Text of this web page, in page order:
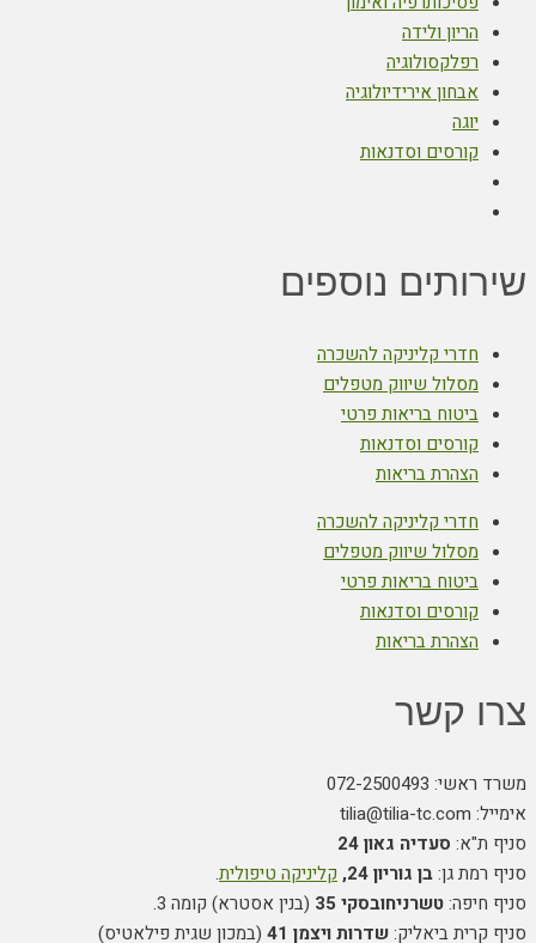
הריון ולידה
רפלקסולוגיה
אבחון אירידיולוגיה
יוגה
קורסים וסדנאות
שירותים נוספים
חדרי קליניקה להשכרה
מסלול שיווק מטפלים
ביטוח בריאות פרטי
קורסים וסדנאות
הצהרת בריאות
חדרי קליניקה להשכרה
מסלול שיווק מטפלים
ביטוח בריאות פרטי
קורסים וסדנאות
הצהרת בריאות
צרו קשר
משרד ראשי: 072-2500493
אימייל: tilia@tilia-tc.com
סניף ת"א: סעדיה גאון 24
סניף רמת גן:בן גוריון 24, קליניקה טיפולית.
סניף חיפה:טשרניחובסקי 35
(בנין אסטרא) קומה 3.
סניף קרית ביאליק:שדרות ויצמן 41 (במכון שגית פילאטיס)